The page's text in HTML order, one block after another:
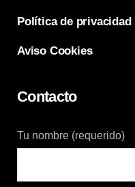
Política de privacidad
Aviso Cookies
Contacto
Tu nombre (requerido)